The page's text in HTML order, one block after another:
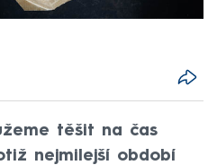
těšit na čas
nejmilejší období